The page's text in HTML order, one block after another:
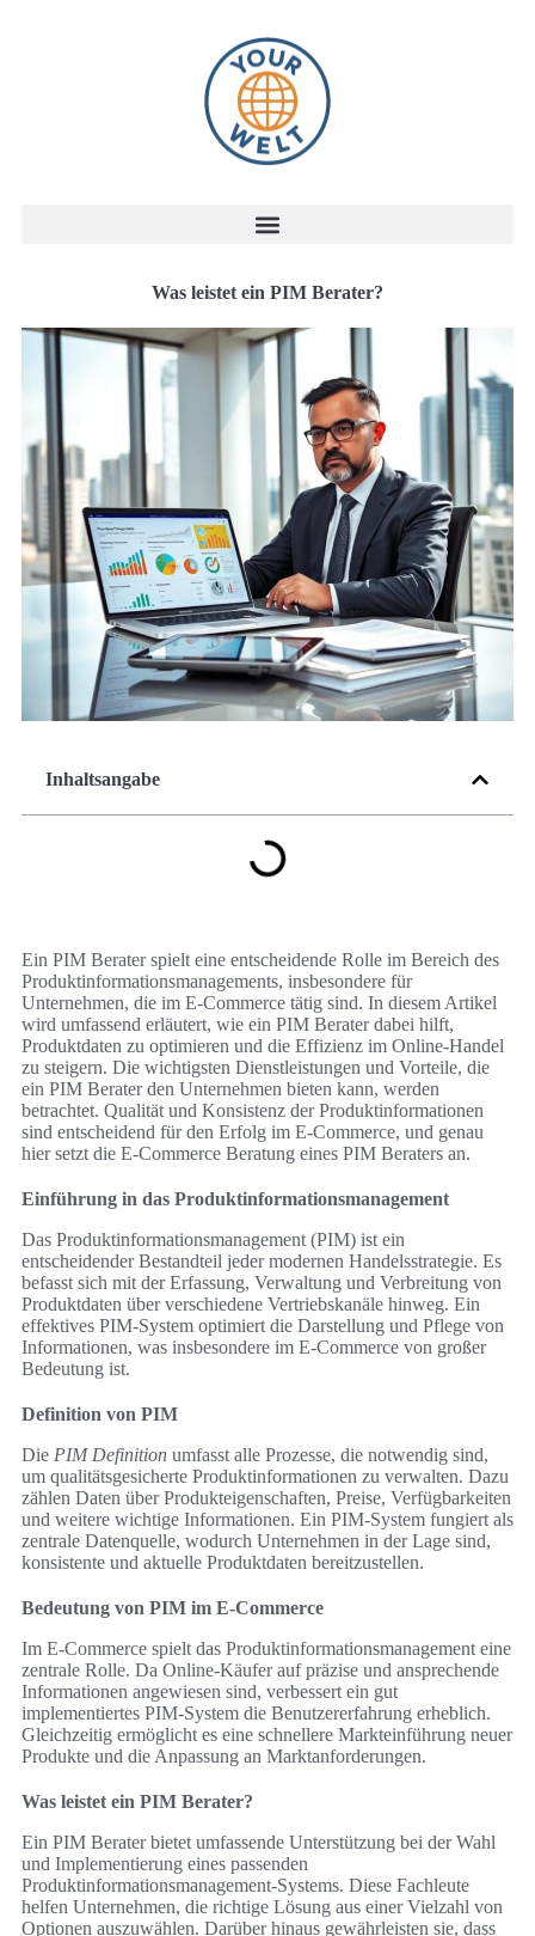
Was leistet ein PIM Berater?
Inhaltsangabe
Ein PIM Berater spielt eine entscheidende Rolle im Bereich des
Produktinformationsmanagements, insbesondere für
Unternehmen, die im E-Commerce tätig sind. In diesem Artikel
wird umfassend erläutert, wie ein PIM Berater dabei hilft,
Produktdaten zu optimieren und die Effizienz im Online-Handel
zu steigern. Die wichtigsten Dienstleistungen und Vorteile, die
ein PIM Berater den Unternehmen bieten kann, werden
betrachtet. Qualität und Konsistenz der Produktinformationen
sind entscheidend für den Erfolg im E-Commerce, und genau
hier setzt die E-Commerce Beratung eines PIM Beraters an.
Einführung in das Produktinformationsmanagement
Das Produktinformationsmanagement (PIM) ist ein
entscheidender Bestandteil jeder modernen Handelsstrategie. Es
befasst sich mit der Erfassung, Verwaltung und Verbreitung von
Produktdaten über verschiedene Vertriebskanäle hinweg. Ein
effektives PIM-System optimiert die Darstellung und Pflege von
Informationen, was insbesondere im E-Commerce von großer
Bedeutung ist.
Definition von PIM
Die PIM Definition umfasst alle Prozesse, die notwendig sind,
um qualitätsgesicherte Produktinformationen zu verwalten. Dazu
zählen Daten über Produkteigenschaften, Preise, Verfügbarkeiten
und weitere wichtige Informationen. Ein PIM-System fungiert als
zentrale Datenquelle, wodurch Unternehmen in der Lage sind,
konsistente und aktuelle Produktdaten bereitzustellen.
Bedeutung von PIM im E-Commerce
Im E-Commerce spielt das Produktinformationsmanagement eine
zentrale Rolle. Da Online-Käufer auf präzise und ansprechende
Informationen angewiesen sind, verbessert ein gut
implementiertes PIM-System die Benutzererfahrung erheblich.
Gleichzeitig ermöglicht es eine schnellere Markteinführung neuer
Produkte und die Anpassung an Marktanforderungen.
Was leistet ein PIM Berater?
Ein PIM Berater bietet umfassende Unterstützung bei der Wahl
und Implementierung eines passenden
Produktinformationsmanagement-Systems. Diese Fachleute
helfen Unternehmen, die richtige Lösung aus einer Vielzahl von
Optionen auszuwählen. Darüber hinaus gewährleisten sie, dass